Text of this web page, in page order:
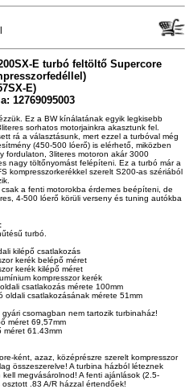
E turbó feltöltő Supercore
E)
12769095003
Ez a BW kínálatának egyik legkisebb
sorhatos motorjainkra akasztunk fel.
rá a választásunk, mert ezzel a turbóval még
(450-500 lóerő) is elérhető, miközben
fordulaton, 3literes motoron akár 3000
nagy töltőnyomást felépíteni. Ez a turbó már a
kompresszorkerékkel szerelt S200-as szériából
csak a fenti motorokba érdemes beépíteni, de
4-500 lóerő körüli verseny és tuning autókba
turbó.
kilépő csatlakozás
kerék belépő méret
kerék kilépő méret
kompresszor kerék
csatlakozás mérete 100mm
oldali csatlakozásának mérete 51mm
csomagban nem tartozik turbinaház!
méret 69,57mm
méret 61.43mm
ként, azaz, középrészre szerelt kompresszor
összeszerelve! A turbina házból léteznek
megvásárolnod! A fenti ajánlások (2.5-
osztott .83 A/R házzal értendőek!